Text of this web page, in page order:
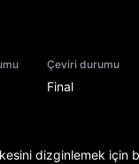
Çeviri durumu
Final
dizginlemek için